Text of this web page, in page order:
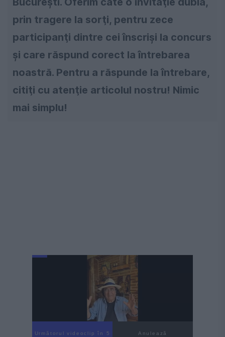
prin tragere la sorţi, pentru zece
participanţi dintre cei înscrişi la concurs
şi care răspund corect la întrebarea
noastră. Pentru a răspunde la întrebare,
citiţi cu atenţie articolul nostru! Nimic
mai simplu!
Următorul videoclip în 4 Anulează